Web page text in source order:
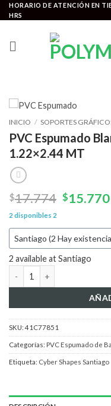
Saltar
al
HORARIO DE ATENCIÓN EN
HRS
INICIO / SOPORTES
PVC Espumado
1.22×2.44 MT
$17.774 El
era:
$15.770
2 disponibles 2
2 available at Santiago
PVC Espumado Blanco 3
SKU: 41C77851
Categorías: PVC Espumado de
Etiqueta: Cyber Shapes Santiago